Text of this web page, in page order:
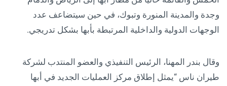
وجدة والمدينة المنورة وتبوك، في حين سيتضاعف عدد
الوجهات الدولية والداخلية المرتبطة بأبها بشكل تدريجي.
وقال بندر المهنا، الرئيس التنفيذي والعضو المنتدب لشركة
طيران ناس “يمثل إطلاق مركز العمليات الجديد في أبها